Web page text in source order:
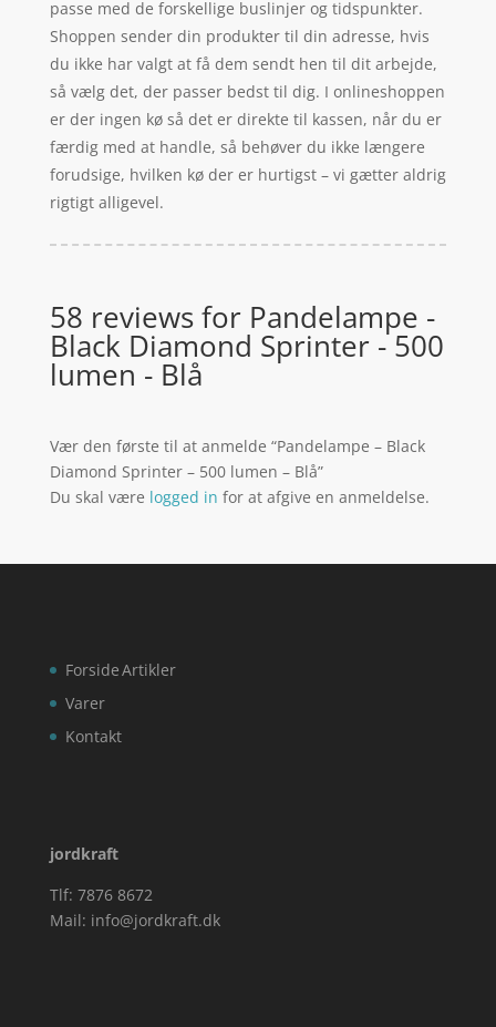
passe med de forskellige buslinjer og tidspunkter.
Shoppen sender din produkter til din adresse, hvis
du ikke har valgt at få dem sendt hen til dit arbejde,
så vælg det, der passer bedst til dig. I onlineshoppen
er der ingen kø så det er direkte til kassen, når du er
færdig med at handle, så behøver du ikke længere
forudsige, hvilken kø der er hurtigst – vi gætter aldrig
rigtigt alligevel.
58 reviews for Pandelampe -
Black Diamond Sprinter - 500
lumen - Blå
Vær den første til at anmelde “Pandelampe – Black
Diamond Sprinter – 500 lumen – Blå”
Du skal være logged in for at afgive en anmeldelse.
Forside
Varer
Kontakt
Artikler
jordkraft
Tlf: 7876 8672
Mail: info@jordkraft.dk